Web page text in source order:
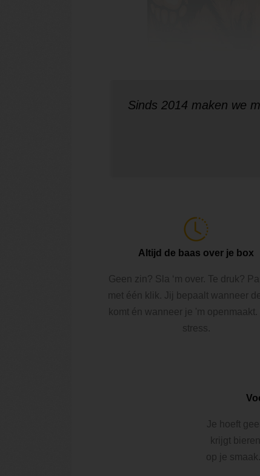
Sinds 2014 maken we
Altijd de baas over je box
Geen zin? Sla ‘m over. Te druk?
met één klik. Jij bepaalt wanneer
komt én wanneer je 'm openmaakt.
stress.
Je hoeft
krijgt
op je